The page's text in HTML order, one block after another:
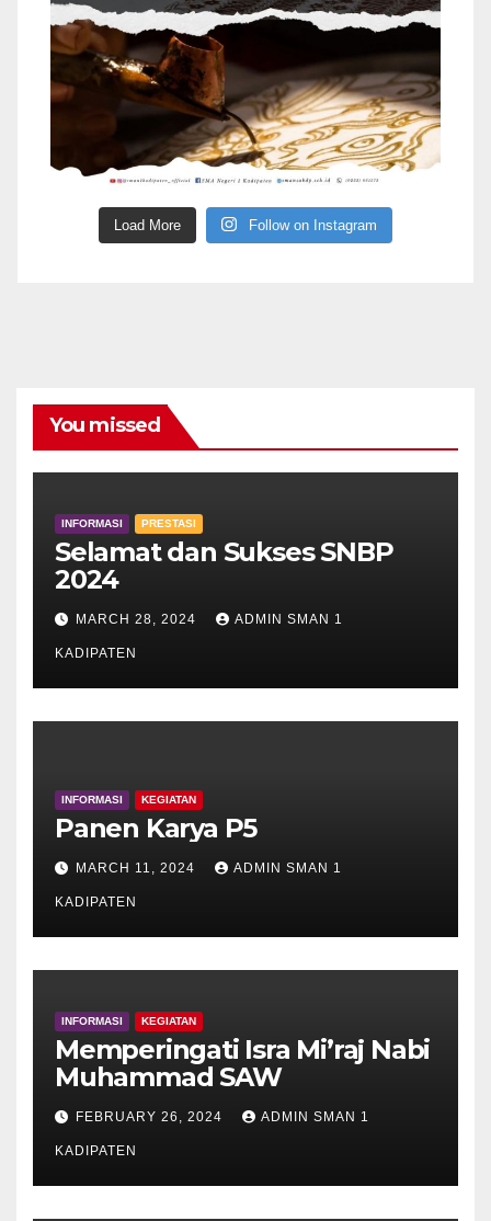
Load More Follow on Instagram
You missed
INFORMASI PRESTASI
Selamat dan Sukses SNBP
2024
MARCH 28, 2024 ADMIN SMAN 1
KADIPATEN
INFORMASI KEGIATAN
Panen Karya P5
MARCH 11, 2024 ADMIN SMAN 1
KADIPATEN
INFORMASI KEGIATAN
Memperingati Isra Mi’raj Nabi
Muhammad SAW
FEBRUARY 26, 2024 ADMIN SMAN 1
KADIPATEN